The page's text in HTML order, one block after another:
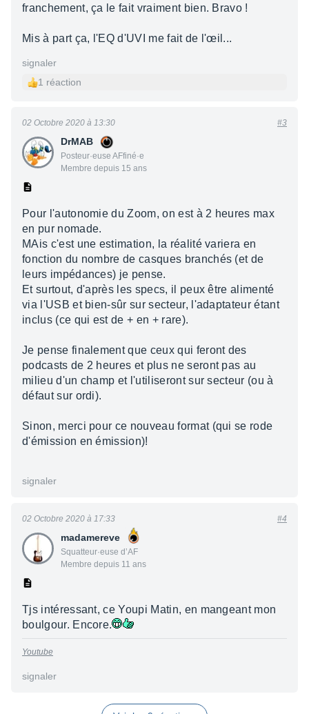
franchement, ça le fait vraiment bien. Bravo !
Mis à part ça, l'EQ d'UVI me fait de l'œil...
signaler
1 réaction
DrMAB
Posteur·euse AFfiné·e
Membre depuis 15 ans
02 Octobre 2020 à 13:30 #3
Pour l'autonomie du Zoom, on est à 2 heures max
en pur nomade.
MAis c'est une estimation, la réalité variera en
fonction du nombre de casques branchés (et de
leurs impédances) je pense.
Et surtout, d'après les specs, il peux être alimenté
via l'USB et bien-sûr sur secteur, l'adaptateur étant
inclus (ce qui est de + en + rare).
Je pense finalement que ceux qui feront des
podcasts de 2 heures et plus ne seront pas au
milieu d'un champ et l'utiliseront sur secteur (ou à
défaut sur ordi).
Sinon, merci pour ce nouveau format (qui se rode
d'émission en émission)!
signaler
madamereve
Squatteur·euse d’AF
Membre depuis 11 ans
02 Octobre 2020 à 17:33 #4
Tjs intéressant, ce Youpi Matin, en mangeant mon
boulgour. Encore.
Youtube
signaler